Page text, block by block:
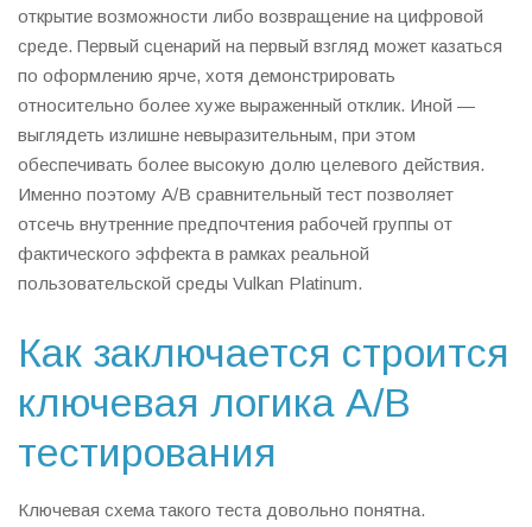
открытие возможности либо возвращение на цифровой
среде. Первый сценарий на первый взгляд может казаться
по оформлению ярче, хотя демонстрировать
относительно более хуже выраженный отклик. Иной —
выглядеть излишне невыразительным, при этом
обеспечивать более высокую долю целевого действия.
Именно поэтому A/B сравнительный тест позволяет
отсечь внутренние предпочтения рабочей группы от
фактического эффекта в рамках реальной
пользовательской среды Vulkan Platinum.
Как заключается строится
ключевая логика A/B
тестирования
Ключевая схема такого теста довольно понятна.